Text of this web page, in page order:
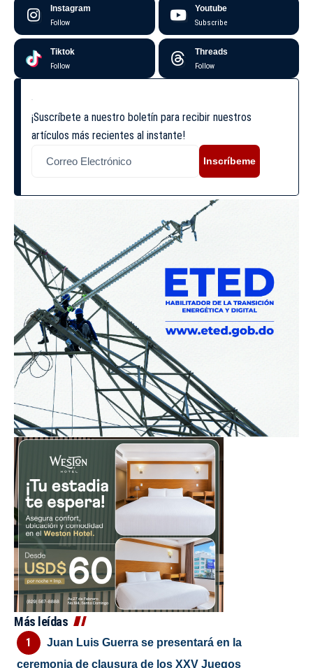
Instagram
Follow
Youtube
Subscribe
Tiktok
Follow
Threads
Follow
¡Suscríbete a nuestro boletín para recibir nuestros
artículos más recientes al instante!
Inscríbeme
Más leídas
Juan Luis Guerra se presentará en la
ceremonia de clausura de los XXV Juegos